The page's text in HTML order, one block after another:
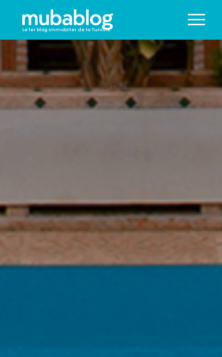
Le 1er blog immobilier de la Tunisie